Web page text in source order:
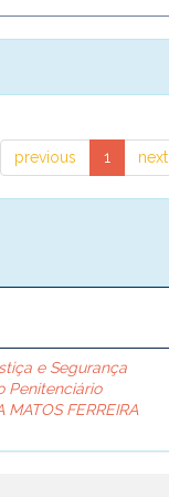
previous 1 next
e Segurança
Penitenciário
MATOS FERREIRA